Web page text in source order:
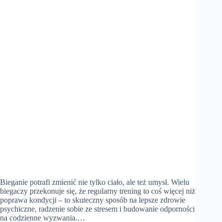
Bieganie potrafi zmienić nie tylko ciało, ale też umysł. Wielu
biegaczy przekonuje się, że regularny trening to coś więcej niż
poprawa kondycji – to skuteczny sposób na lepsze zdrowie
psychiczne, radzenie sobie ze stresem i budowanie odporności
na codzienne wyzwania.…